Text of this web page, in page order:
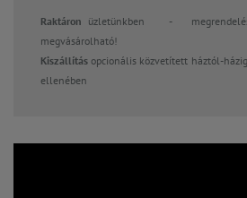
Raktáron üzletünkben -
megvásárolható!
Kiszállítás opcionális közvetített háztól-
ellenében